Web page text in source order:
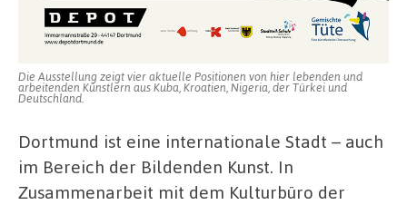
Die Ausstellung zeigt vier aktuelle Positionen von hier lebenden und
arbeitenden Künstlern aus Kuba, Kroatien, Nigeria, der Türkei und
Deutschland.
Dortmund ist eine internationale Stadt – auch
im Bereich der Bildenden Kunst. In
Zusammenarbeit mit dem Kulturbüro der